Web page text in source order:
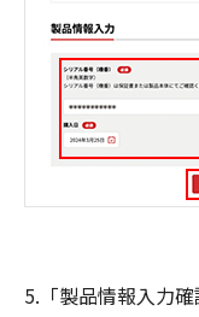
5.「製品情報入力